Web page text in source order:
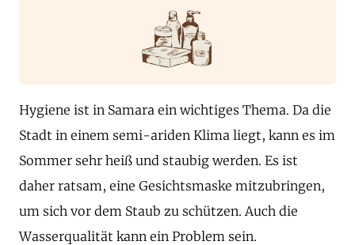
Hygiene ist in Samara ein wichtiges Thema. Da die
Stadt in einem semi-ariden Klima liegt, kann es im
Sommer sehr heiß und staubig werden. Es ist
daher ratsam, eine Gesichtsmaske mitzubringen,
um sich vor dem Staub zu schützen. Auch die
Wasserqualität kann ein Problem sein.